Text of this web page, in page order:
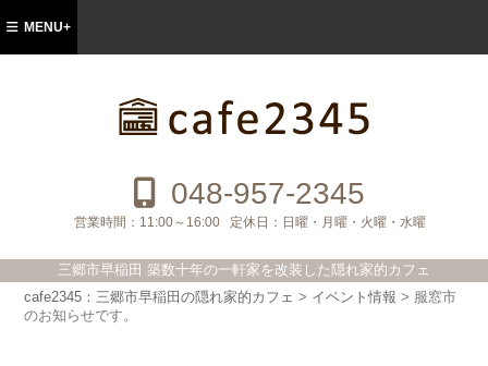
ェ
048-957-2345
営業時間： 11:00～16:00 定休日： 日曜・月曜・火曜・水曜
三郷市早稲田 築数十年の一軒家を改装した隠れ家的カフェ
MENU+
cafe2345：三郷市早稲田の隠れ家的カフェ > イベント情報 > 服窓市
のお知らせです。